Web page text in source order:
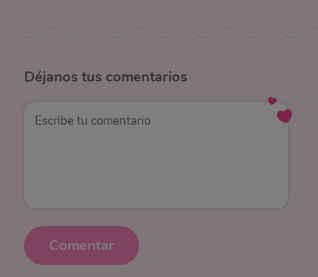
Déjanos tus comentarios
Comentar